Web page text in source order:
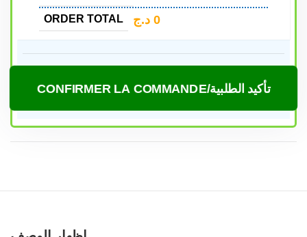
ORDER TOTAL 0 د.ج
CONFIRMER LA COMMANDE/تأكيد الطلبية